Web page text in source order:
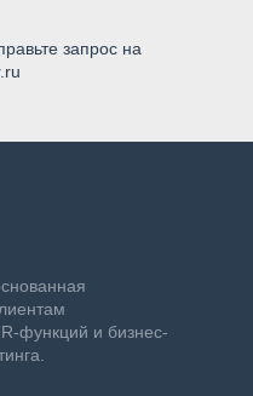
запрос на
функций и бизнес-